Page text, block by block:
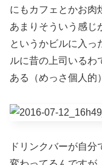
にもカフェとかお肉
あまりそういう感じ
というかビルに入っ
ルに昔の上司いるわ
ある（めっさ個人的）
ドリンクバーが自